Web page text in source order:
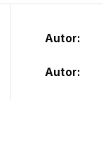
Autor:
Autor: